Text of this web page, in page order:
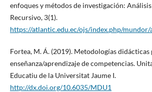
enfoques y métodos de investigación:
Recursivo, 3(1).
https://atlantic.edu.ec/ojs/index.php/
Fortea, M. Á. (2019). Metodologías didácticas
enseñanza/aprendizaje de competencias.
Educatiu de la Universitat Jaume I.
http://dx.doi.org/10.6035/MDU1